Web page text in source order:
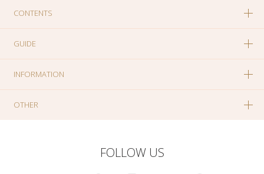
CONTENTS
GUIDE
INFORMATION
OTHER
FOLLOW US